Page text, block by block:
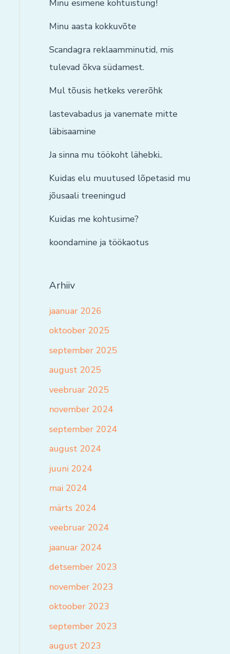
Minu esimene kohtuistung!
Minu aasta kokkuvõte
Scandagra reklaamminutid, mis
tulevad õkva südamest.
Mul tõusis hetkeks vererõhk
lastevabadus ja vanemate mitte
läbisaamine
Ja sinna mu töökoht lähebki..
Kuidas elu muutused lõpetasid mu
jõusaali treeningud
Kuidas me kohtusime?
koondamine ja töökaotus
Arhiiv
jaanuar 2026
oktoober 2025
september 2025
august 2025
veebruar 2025
november 2024
september 2024
august 2024
juuni 2024
mai 2024
märts 2024
veebruar 2024
jaanuar 2024
detsember 2023
november 2023
oktoober 2023
september 2023
august 2023